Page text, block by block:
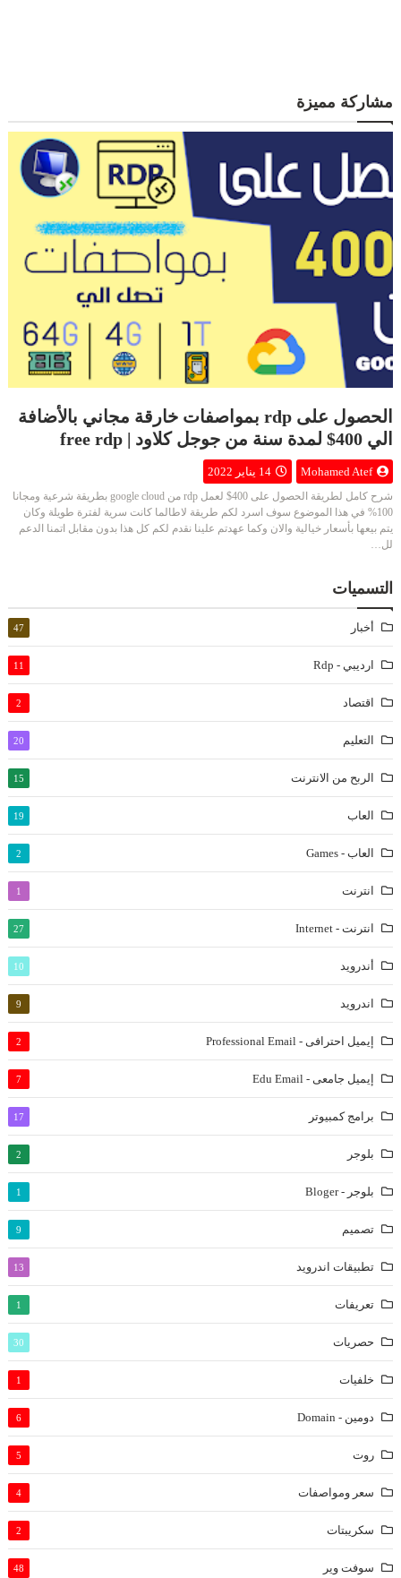
مشاركة مميزة
الحصول على rdp بمواصفات خارقة مجاني بالأضافة
الي 400$ لمدة سنة من جوجل كلاود | free rdp
Mohamed Atef 14 يناير 2022
شرح كامل لطريقة الحصول على 400$ لعمل rdp من google cloud بطريقة شرعية ومجانا
100% في هذا الموضوع سوف اسرد لكم طريقة لاطالما كانت سرية لفترة طويلة وكان
يتم بيعها بأسعار خيالية والان وكما عهدتم علينا نقدم لكم كل هذا بدون مقابل اتمنا الدعم
لل…
التسميات
أخبار 47
ارديبي - Rdp 11
اقتصاد 2
التعليم 20
الربح من الانترنت 15
العاب 19
العاب - Games 2
انترنت 1
انترنت - Internet 27
أندرويد 10
اندرويد 9
إيميل احترافى - Professional Email 2
إيميل جامعى - Edu Email 7
برامج كمبيوتر 17
بلوجر 2
بلوجر - Bloger 1
تصميم 9
تطبيقات اندرويد 13
تعريفات 1
حصريات 30
خلفيات 1
دومين - Domain 6
روت 5
سعر ومواصفات 4
سكريبتات 2
سوفت وير 48